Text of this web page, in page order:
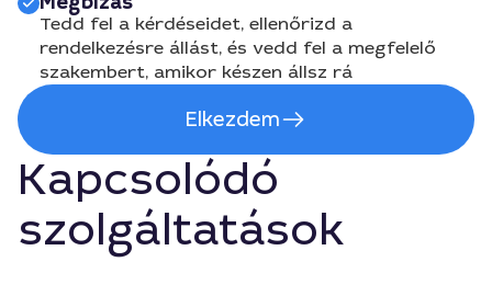
Tedd fel a kérdéseidet, ellenőrizd a
rendelkezésre állást, és vedd fel a megfelelő
szakembert, amikor készen állsz rá
Elkezdem
Kapcsolódó
szolgáltatások